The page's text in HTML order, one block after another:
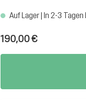
Auf Lager | In 2-3 Tagen
190,00 €